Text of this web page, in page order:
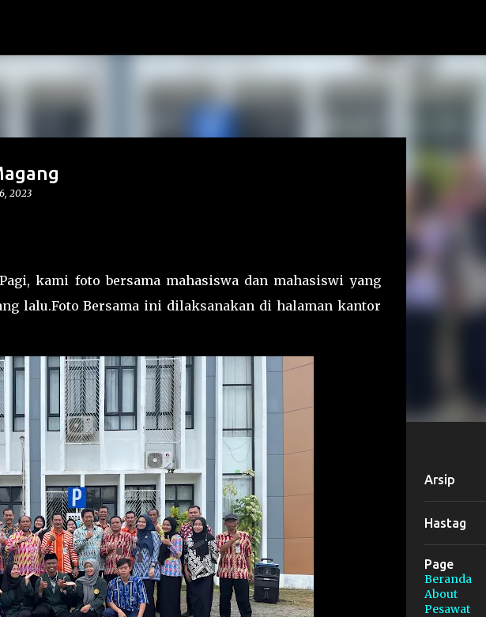
2023
kami foto bersama mahasiswa dan mahasiswi yang
lalu.Foto Bersama ini dilaksanakan di halaman kantor
Arsip
Hastag
Page
Beranda
About
Pesawat